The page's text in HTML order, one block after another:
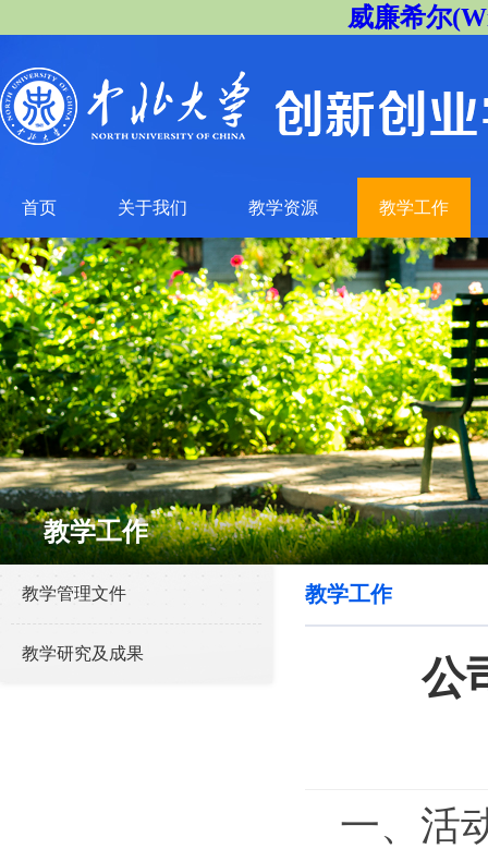
威廉希尔
首页 关于我们 教学资源 教学工作
教学工作
教学管理文件
教学研究及成果
教学工作
公
一、活